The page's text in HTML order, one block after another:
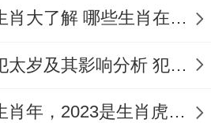
足轻重因素。
方式互相支持;举个例子
2025年犯太岁的生肖大了解 哪些生肖在2025年犯太岁
2025年哪个生肖犯太岁及其影响分析 犯太岁的生肖及化解方法解析
2023年是属什么生肖年，2023是生肖虎年还是兔年